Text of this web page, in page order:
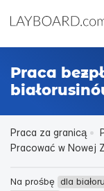
Praca
Praca za granicą
Pracować w Nowej
Na prośbę dla